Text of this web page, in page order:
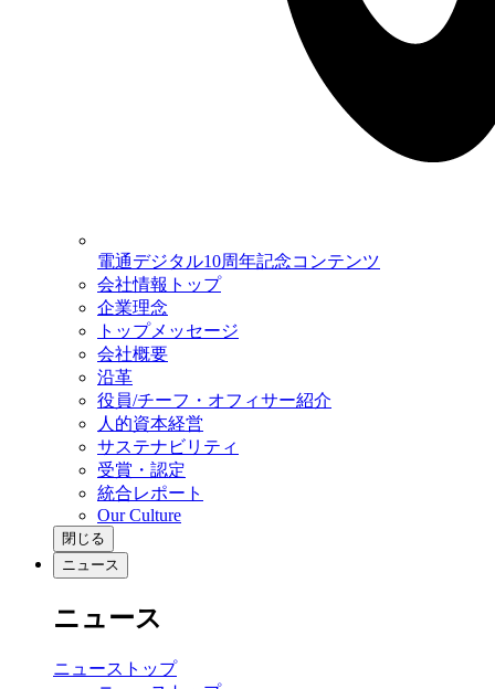
電通デジタル10周年記念コンテンツ
会社情報トップ
企業理念
トップメッセージ
会社概要
沿革
役員/チーフ・オフィサー紹介
人的資本経営
サステナビリティ
受賞・認定
統合レポート
Our Culture
閉じる
ニュース
ニュース
ニューストップ